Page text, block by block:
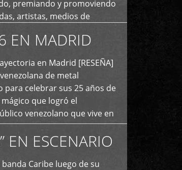
premiando y promoviendo
artistas, medios de
y […]
EN MADRID
en Madrid [RESEÑA]
de metal
celebrar sus 25 años de
que logró el
venezolano que vive en
EN ESCENARIO
banda Caribe luego de su